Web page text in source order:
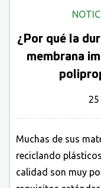
¿Por qué la
membrana
Muchas de sus
reciclando
calidad son muy